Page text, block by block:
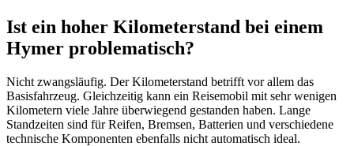
Ist ein hoher Kilometerstand bei einem
Hymer problematisch?
Nicht zwangsläufig. Der Kilometerstand betrifft vor allem das
Basisfahrzeug. Gleichzeitig kann ein Reisemobil mit sehr wenigen
Kilometern viele Jahre überwiegend gestanden haben. Lange
Standzeiten sind für Reifen, Bremsen, Batterien und verschiedene
technische Komponenten ebenfalls nicht automatisch ideal.